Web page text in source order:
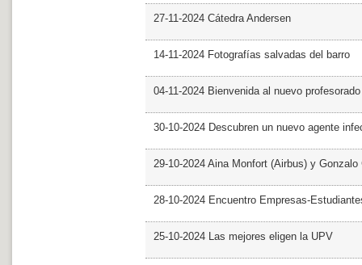
27-11-2024 Cátedra Andersen
14-11-2024 Fotografías salvadas del barro
04-11-2024 Bienvenida al nuevo profesorado
30-10-2024 Descubren un nuevo agente
29-10-2024 Aina Monfort (Airbus) y
28-10-2024 Encuentro Empresas-
25-10-2024 Las mejores eligen la UPV